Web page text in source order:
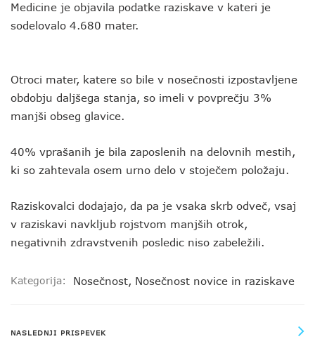
Medicine je objavila podatke raziskave v kateri je
sodelovalo 4.680 mater.
Otroci mater, katere so bile v nosečnosti izpostavljene
obdobju daljšega stanja, so imeli v povprečju 3%
manjši obseg glavice.
40% vprašanih je bila zaposlenih na delovnih mestih,
ki so zahtevala osem urno delo v stoječem položaju.
Raziskovalci dodajajo, da pa je vsaka skrb odveč, vsaj
v raziskavi navkljub rojstvom manjših otrok,
negativnih zdravstvenih posledic niso zabeležili.
Kategorija: Nosečnost, Nosečnost novice in raziskave
NASLEDNJI PRISPEVEK